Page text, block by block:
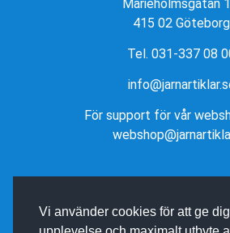
Vi använder cookies för att ge
Marieholmsgatan
415 02 Göteborg
Tel. 031-337 08
För support för vår